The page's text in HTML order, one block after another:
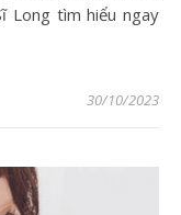
Long tìm hiểu ngay
30/10/2023